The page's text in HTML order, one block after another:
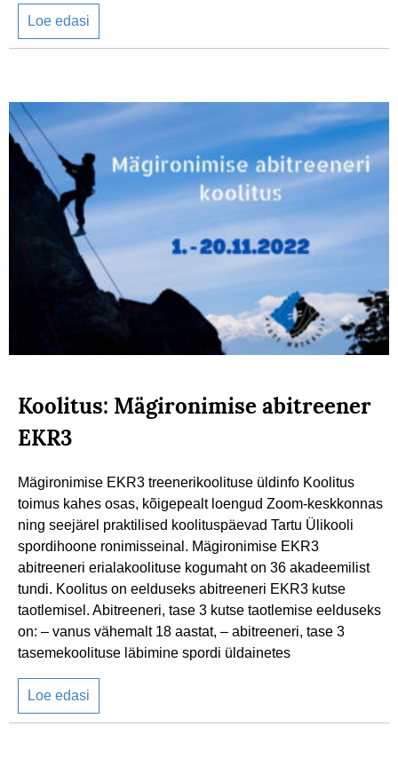
Loe edasi
Koolitus: Mägironimise abitreener
EKR3
Mägironimise EKR3 treenerikoolituse üldinfo Koolitus
toimus kahes osas, kõigepealt loengud Zoom-keskkonnas
ning seejärel praktilised koolituspäevad Tartu Ülikooli
spordihoone ronimisseinal. Mägironimise EKR3
abitreeneri erialakoolituse kogumaht on 36 akadeemilist
tundi. Koolitus on eelduseks abitreeneri EKR3 kutse
taotlemisel. Abitreeneri, tase 3 kutse taotlemise eelduseks
on: – vanus vähemalt 18 aastat, – abitreeneri, tase 3
tasemekoolituse läbimine spordi üldainetes
Loe edasi